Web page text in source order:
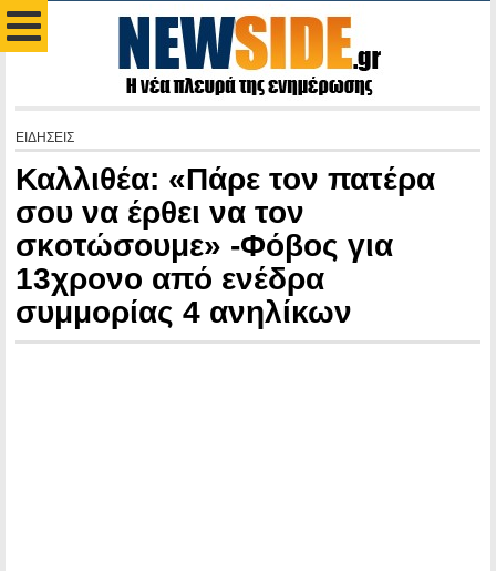
ΕΙΔΗΣΕΙΣ
Καλλιθέα: «Πάρε τον πατέρα
σου να έρθει να τον
σκoτώσoυμε» -Φόβος για
13χρονο από ενέδρα
συμμορίας 4 ανηλίκων